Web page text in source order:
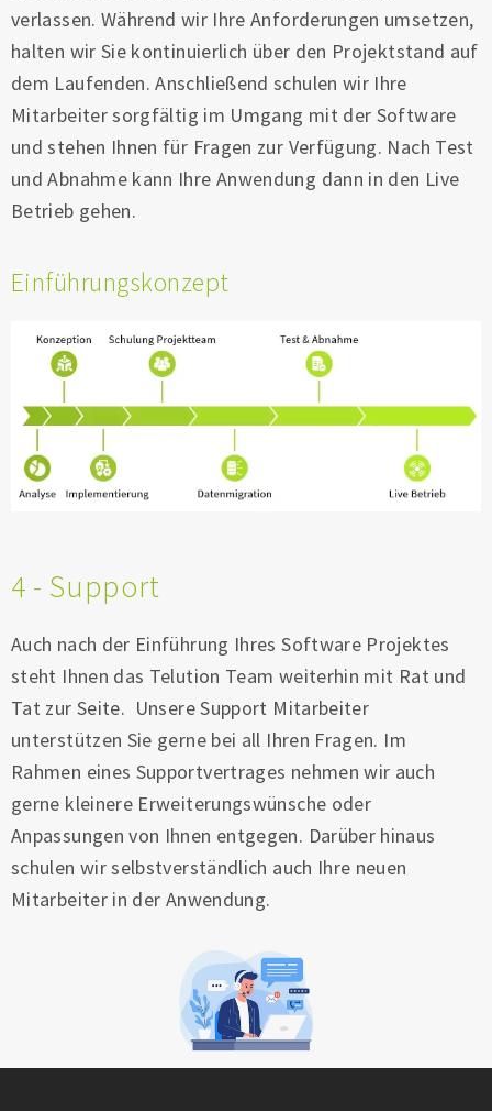
verlassen. Während wir Ihre Anforderungen umsetzen,
halten wir Sie kontinuierlich über den Projektstand auf
dem Laufenden. Anschließend schulen wir Ihre
Mitarbeiter sorgfältig im Umgang mit der Software
und stehen Ihnen für Fragen zur Verfügung. Nach Test
und Abnahme kann Ihre Anwendung dann in den Live
Betrieb gehen.
Einführungskonzept
4 - Support
Auch nach der Einführung Ihres Software Projektes
steht Ihnen das Telution Team weiterhin mit Rat und
Tat zur Seite. Unsere Support Mitarbeiter
unterstützen Sie gerne bei all Ihren Fragen. Im
Rahmen eines Supportvertrages nehmen wir auch
gerne kleinere Erweiterungswünsche oder
Anpassungen von Ihnen entgegen. Darüber hinaus
schulen wir selbstverständlich auch Ihre neuen
Mitarbeiter in der Anwendung.